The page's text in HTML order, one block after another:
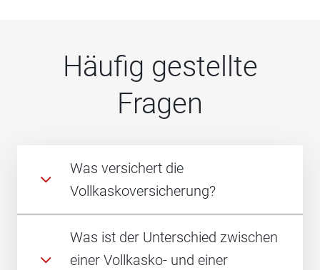
Häufig gestellte
Fragen
Was versichert die
Vollkaskoversicherung?
Was ist der Unterschied zwischen
einer Vollkasko- und einer